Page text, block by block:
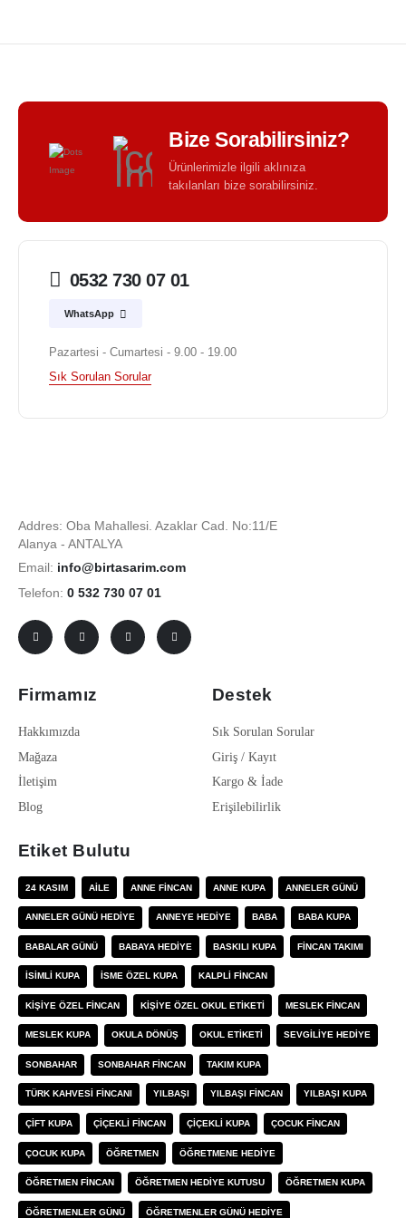
Bize Sorabilirsiniz?
Ürünlerimizle ilgili aklınıza
takılanları bize sorabilirsiniz.
0532 730 07 01
WhatsApp
Pazartesi - Cumartesi - 9.00 - 19.00
Sık Sorulan Sorular
Addres: Oba Mahallesi. Azaklar Cad. No:11/E
Alanya - ANTALYA
Email: info@birtasarim.com
Telefon: 0 532 730 07 01
Firmamız
Hakkımızda
Mağaza
İletişim
Blog
Destek
Sık Sorulan Sorular
Giriş / Kayıt
Kargo & İade
Erişilebilirlik
Etiket Bulutu
24 KASIM AILE ANNE FINCAN ANNE KUPA ANNELER GÜNÜ
ANNELER GÜNÜ HEDIYE ANNEYE HEDIYE BABA BABA KUPA
BABALAR GÜNÜ BABAYA HEDIYE BASKILI KUPA FINCAN TAKIMI
ISIMLI KUPA ISME ÖZEL KUPA KALPLI FINCAN
KIŞIYE ÖZEL FINCAN KIŞIYE ÖZEL OKUL ETIKETI MESLEK FINCAN
MESLEK KUPA OKULA DÖNÜŞ OKUL ETIKETI SEVGILIYE HEDIYE
SONBAHAR SONBAHAR FINCAN TAKIM KUPA
TÜRK KAHVESI FINCANI YILBAŞI YILBAŞI FINCAN YILBAŞI KUPA
ÇIFT KUPA ÇIÇEKLI FINCAN ÇIÇEKLI KUPA ÇOCUK FINCAN
ÇOCUK KUPA ÖĞRETMEN ÖĞRETMENE HEDIYE
ÖĞRETMEN FINCAN ÖĞRETMEN HEDIYE KUTUSU ÖĞRETMEN KUPA
ÖĞRETMENLER GÜNÜ ÖĞRETMENLER GÜNÜ HEDIYE